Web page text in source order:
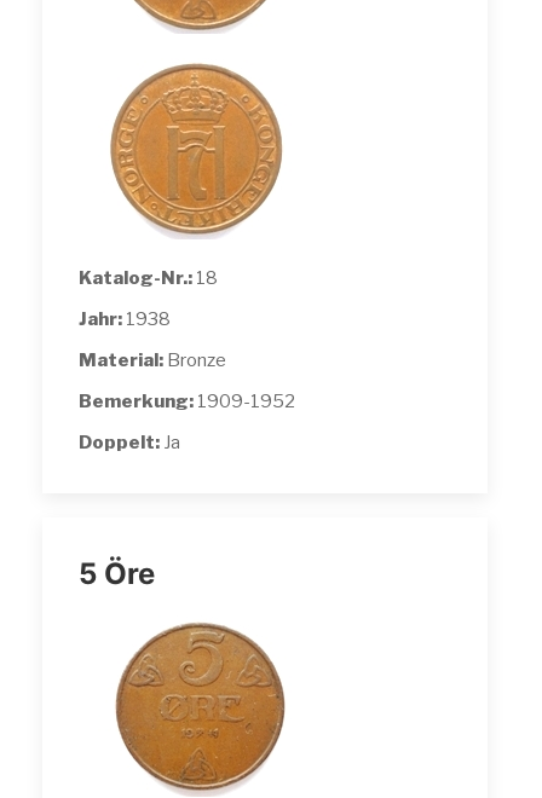
Katalog-Nr.: 18
Jahr: 1938
Material: Bronze
Bemerkung: 1909-1952
Doppelt: Ja
5 Öre